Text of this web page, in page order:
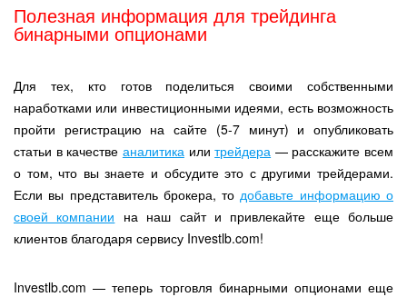
Полезная информация для трейдинга
бинарными опционами
Для тех, кто готов поделиться своими собственными
наработками или инвестиционными идеями, есть возможность
пройти регистрацию на сайте (5-7 минут) и опубликовать
статьи в качестве аналитика илитрейдера — расскажите всем
о том, что вы знаете и обсудите это с другими трейдерами.
Если вы представитель брокера, то добавьте информацию о
своей компании на наш сайт и привлекайте еще больше
клиентов благодаря сервису Investlb.com!
Investlb.com — теперь торговля бинарными опционами еще